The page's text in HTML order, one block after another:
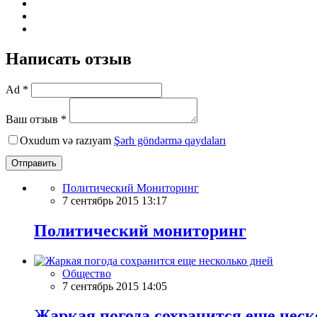
Написать отзыв
Ad *
Ваш отзыв *
Oxudum və razıyam Şərh göndərmə qaydaları
Отправить
Политический Мониторинг
7 сентябрь 2015 13:17
Политический мониторинг
Общество
7 сентябрь 2015 14:05